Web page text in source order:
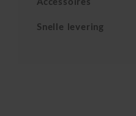
Accessoires
Snelle levering